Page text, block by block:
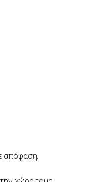
απόφαση.